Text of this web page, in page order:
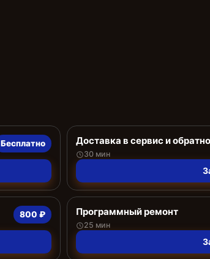
Бесплатно Доставка в сервис и обратно
30 мин
800 ₽ Программный ремонт
25 мин